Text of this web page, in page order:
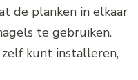
de planken in elkaar
te gebruiken.
kunt installeren,